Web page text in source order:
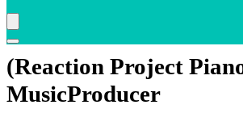
(Reaction Project
MusicProducer